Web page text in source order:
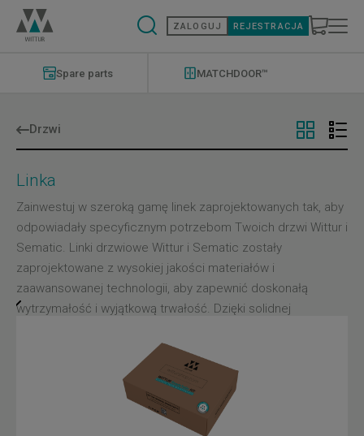
Przejdź
treści
ZALOGUJ REJESTRACJA
Spare parts MATCHDOOR™
Drzwi
Linka
Zainwestuj w szeroką gamę linek zaprojektowanych tak, aby
odpowiadały specyficznym potrzebom Twoich drzwi Wittur i
Sematic. Linki drzwiowe Wittur i Sematic zostały
zaprojektowane z wysokiej jakości materiałów i
zaawansowanej technologii, aby zapewnić doskonałą
wytrzymałość i wyjątkową trwałość. Dzięki solidnej
zapewniają niezawodne działanie w każdych warunkach,
minimalizując ryzyko awarii i awarii. Dzięki precyzyjnej
konstrukcji i zaawansowanej technologii gwarantują płynną i